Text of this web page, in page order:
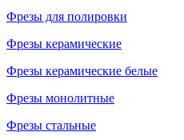
Фрезы для полировки
Фрезы керамические
Фрезы керамические белые
Фрезы монолитные
Фрезы стальные